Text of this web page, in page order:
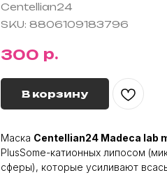
Centellian24
SKU: 8806109183796
300 р.
В корзину
Маска Centellian24 Madeca lab
PlusSome-катионных липосом
сферы), которые усиливают